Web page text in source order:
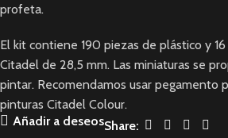
profeta.
El kit contiene 190 piezas de plástico y
Citadel de 28,5 mm. Las miniaturas se
pintar. Recomendamos usar pegamento
pinturas Citadel Colour.
Añadir a deseosShare: